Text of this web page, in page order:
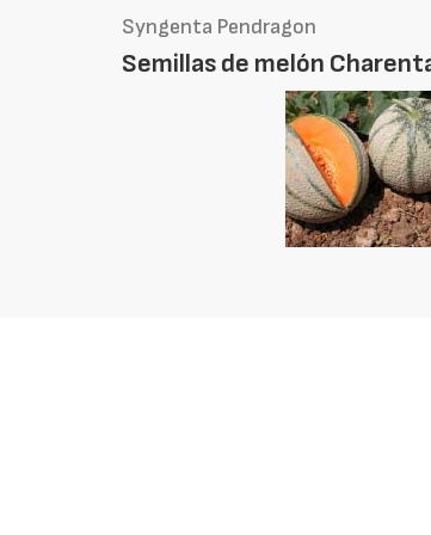
Syngenta Pendragon
Semillas de melón